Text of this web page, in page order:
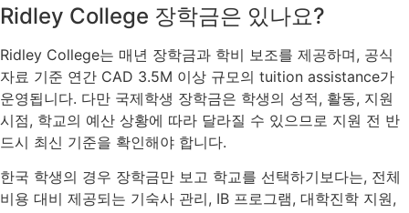
Ridley College 장학금은 있나요?
Ridley College는 매년 장학금과 학비 보조를 제공하며, 공식
자료 기준 연간 CAD 3.5M 이상 규모의 tuition assistance가
운영됩니다. 다만 국제학생 장학금은 학생의 성적, 활동, 지원
시점, 학교의 예산 상황에 따라 달라질 수 있으므로 지원 전 반
드시 최신 기준을 확인해야 합니다.
한국 학생의 경우 장학금만 보고 학교를 선택하기보다는, 전체
비용 대비 제공되는 기숙사 관리, IB 프로그램, 대학진학 지원,